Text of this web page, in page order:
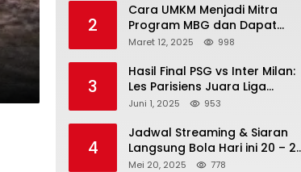
2
Cara UMKM Menjadi Mitra
Program MBG dan Dapat
Modal Hingga Rp500 Juta
Maret 12, 2025 998
3
Hasil Final PSG vs Inter Milan:
Les Parisiens Juara Liga
Champions 2025 usai Bantai il
Juni 1, 2025 953
4
Jadwal Streaming & Siaran
Langsung Bola Hari ini 20 – 21
Mei 2025: Manchester City vs
Mei 20, 2025 778